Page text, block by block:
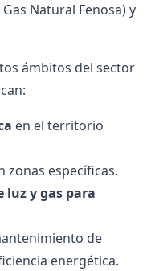
Natural Fenosa) y
ámbitos del sector
en el territorio
zonas específicas.
luz y gas para
de
energética.